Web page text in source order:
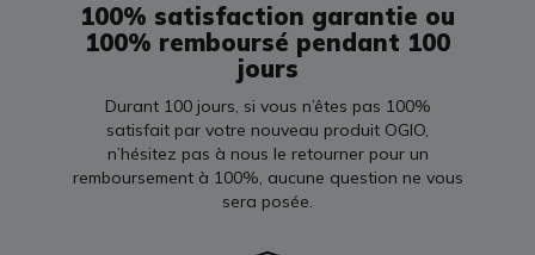
100% satisfaction garantie ou
100% remboursé pendant 100
jours
Durant 100 jours, si vous n’êtes pas 100%
satisfait par votre nouveau produit OGIO,
n’hésitez pas à nous le retourner pour un
remboursement à 100%, aucune question ne vous
sera posée.